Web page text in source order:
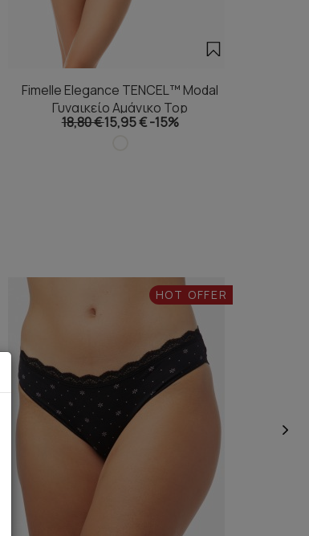
Fimelle Elegance TENCEL™ Modal
Γυναικείο Αμάνικο Top
18,80 €15,95 €-15%
HOT OFFER